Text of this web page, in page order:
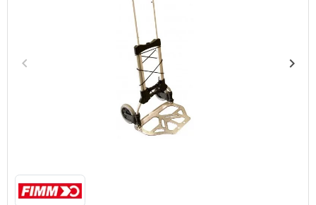
Précédent
keyboard_arrow_left keyboard_arrow_right